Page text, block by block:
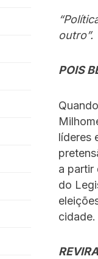
outro”.
POIS
líderes
a partir
do
cidade.